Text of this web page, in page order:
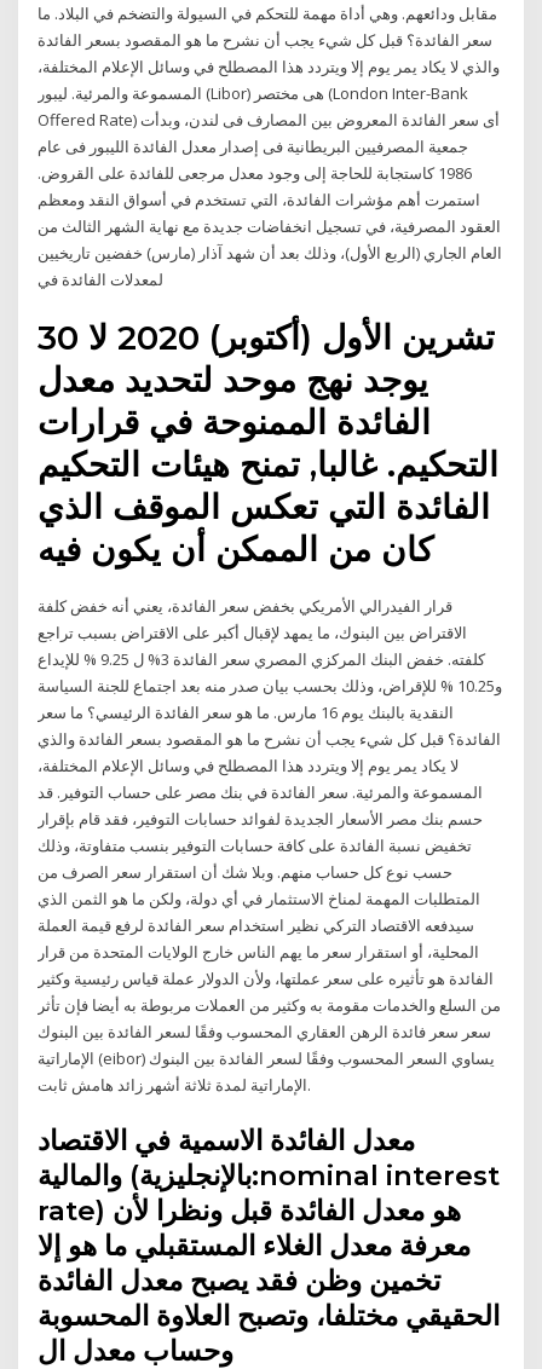
مقابل ودائعهم. وهي أداة مهمة للتحكم في السيولة والتضخم في البلاد. ما
سعر الفائدة؟ قبل كل شيء يجب أن نشرح ما هو المقصود بسعر الفائدة
والذي لا يكاد يمر يوم إلا ويتردد هذا المصطلح في وسائل الإعلام المختلفة،
المسموعة والمرئية. ليبور (Libor) هى مختصر (London Inter-Bank
Offered Rate) أى سعر الفائدة المعروض بين المصارف فى لندن، وبدأت
جمعية المصرفيين البريطانية فى إصدار معدل الفائدة الليبور فى عام
1986 كاستجابة للحاجة إلى وجود معدل مرجعى للفائدة على القروض.
استمرت أهم مؤشرات الفائدة، التي تستخدم في أسواق النقد ومعظم
العقود المصرفية، في تسجيل انخفاضات جديدة مع نهاية الشهر الثالث من
العام الجاري (الربع الأول)، وذلك بعد أن شهد آذار (مارس) خفضين تاريخيين
لمعدلات الفائدة في
30 تشرين الأول (أكتوبر) 2020 لا
يوجد نهج موحد لتحديد معدل
الفائدة الممنوحة في قرارات
التحكيم. غالبا, تمنح هيئات التحكيم
الفائدة التي تعكس الموقف الذي
كان من الممكن أن يكون فيه
قرار الفيدرالي الأمريكي بخفض سعر الفائدة، يعني أنه خفض كلفة
الاقتراض بين البنوك، ما يمهد لإقبال أكبر على الاقتراض بسبب تراجع
كلفته. خفض البنك المركزي المصري سعر الفائدة 3% ل 9.25 % للإيداع
و10.25 % للإقراض، وذلك بحسب بيان صدر منه بعد اجتماع للجنة السياسة
النقدية بالبنك يوم 16 مارس. ما هو سعر الفائدة الرئيسي؟ ما سعر
الفائدة؟ قبل كل شيء يجب أن نشرح ما هو المقصود بسعر الفائدة والذي
لا يكاد يمر يوم إلا ويتردد هذا المصطلح في وسائل الإعلام المختلفة،
المسموعة والمرئية. سعر الفائدة في بنك مصر على حساب التوفير. قد
حسم بنك مصر الأسعار الجديدة لفوائد حسابات التوفير، فقد قام بإقرار
تخفيض نسبة الفائدة على كافة حسابات التوفير بنسب متفاوتة، وذلك
حسب نوع كل حساب منهم. وبلا شك أن استقرار سعر الصرف من
المتطلبات المهمة لمناخ الاستثمار في أي دولة، ولكن ما هو الثمن الذي
سيدفعه الاقتصاد التركي نظير استخدام سعر الفائدة لرفع قيمة العملة
المحلية، أو استقرار سعر ما يهم الناس خارج الولايات المتحدة من قرار
الفائدة هو تأثيره على سعر عملتها، ولأن الدولار عملة قياس رئيسية وكثير
من السلع والخدمات مقومة به وكثير من العملات مربوطة به أيضا فإن تأثر
سعر سعر فائدة الرهن العقاري المحسوب وفقًا لسعر الفائدة بين البنوك
الإماراتية (eibor) يساوي السعر المحسوب وفقًا لسعر الفائدة بين البنوك
الإماراتية لمدة ثلاثة أشهر زائد هامش ثابت.
معدل الفائدة الاسمية في الاقتصاد
والمالية (بالإنجليزية:nominal interest
rate) هو معدل الفائدة قبل ونظرا لأن
معرفة معدل الغلاء المستقبلي ما هو إلا
تخمين وظن فقد يصبح معدل الفائدة
الحقيقي مختلفا، وتصبح العلاوة المحسوبة
وحساب معدل ال